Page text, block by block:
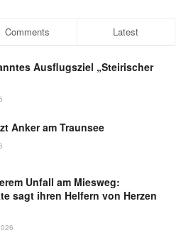
Comments Latest
Ausflugsziel „Steirischer
Anker am Traunsee
Unfall am Miesweg:
sagt ihren Helfern von Herzen